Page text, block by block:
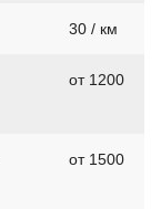
30 / км
от 1200
от 1500